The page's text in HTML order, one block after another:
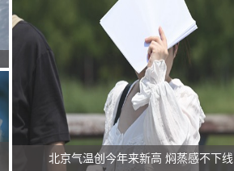
北京气温创今年来新高 焖蒸感不下线